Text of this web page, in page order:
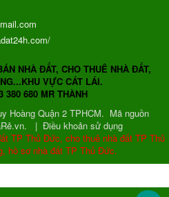
NHÀ ĐẤT, CHO THUÊ NHÀ ĐẤT,
VỰC CÁT LÁI.
380 680 MR THÀNH
Hoàng Quận 2 TPHCM. Mã nguồn
| Điều khoản sử dụng
TP Thủ Đức, cho thuê nhà đất TP Thủ
hồ sơ nhà đất TP Thủ Đức.